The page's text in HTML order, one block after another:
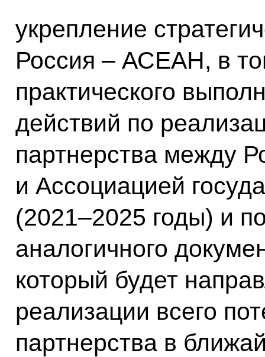
укрепление
Россия – АСЕАН, в
практического
действий по
партнерства между
и Ассоциацией
(2021–2025 годы) и
аналогичного
который будет
реализации всего
партнерства в